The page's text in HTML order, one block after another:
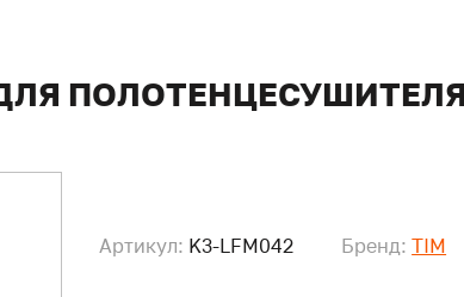
Артикул: K3-LFM042 Бренд: TIM